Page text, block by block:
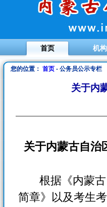
首页 机
您的位置： 首页- 公务员公示专栏
关于内
关于内蒙古自治
根据《内蒙
简章》以及考生